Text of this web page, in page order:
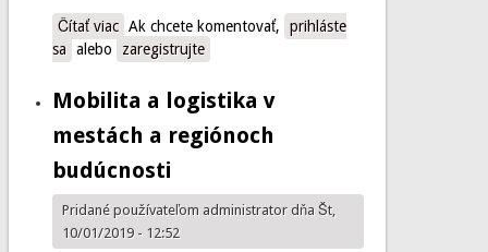
Čítať viaco Hlavný architekt pre mesto Nitra
Ak chcete komentovať,
prihláste
sa
alebo zaregistrujte
Mobilita a logistika v
mestách a regiónoch
budúcnosti
Pridané používateľom administratordňa Št,
10/01/2019 - 12:52